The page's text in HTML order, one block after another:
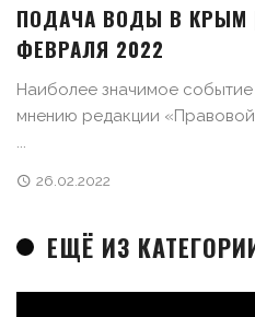
ПОДАЧА ВОДЫ В КРЫМ
ФЕВРАЛЯ 2022
Наиболее значимое
мнению редакции
...
26.02.2022
ЕЩЁ ИЗ